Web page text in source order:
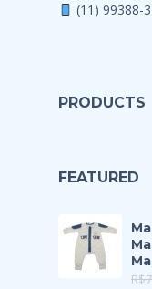
(11) 99388-
PRODUCTS
FEATURED
R$